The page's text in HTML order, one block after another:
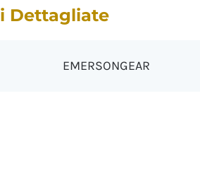
Dettagliate
EMERSONGEAR